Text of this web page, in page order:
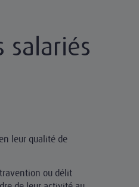
salariés
leur qualité de
ou délit